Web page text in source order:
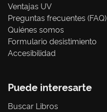
Ventajas UV
Preguntas frecuentes (FAQ)
Quiénes somos
Formulario desistimiento
Accesibilidad
Puede interesarte
Buscar Libros